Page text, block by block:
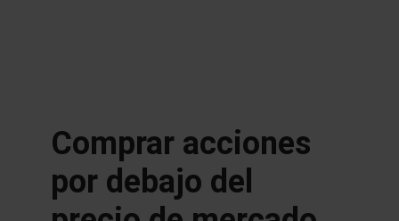
APRENDE MÁS
Comprar acciones
por debajo del